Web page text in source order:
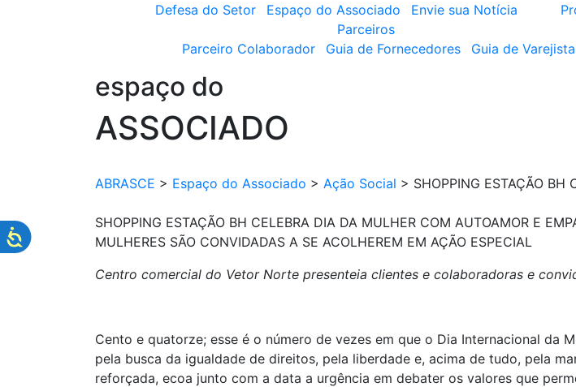
Defesa do Setor
Espaço do Associado Envie sua Notícia
Parceiros
Parceiro Colaborador
Guia de Fornecedores Guia de
espaço do
ASSOCIADO
ABRASCE > Espaço do Associado > Ação Social > SHOPPING ESTAÇÃO BH
SHOPPING ESTAÇÃO BH CELEBRA DIA DA MULHER COM AUTOAMOR E
MULHERES SÃO CONVIDADAS A SE ACOLHEREM EM AÇÃO ESPECIAL
Centro comercial do Vetor Norte presenteia clientes e colaboradoras e
Cento e quatorze; esse é o número de vezes em que o Dia Internacional da
pela busca da igualdade de direitos, pela liberdade e, acima de tudo, pela
reforçada, ecoa junto com a data a urgência em debater os valores que